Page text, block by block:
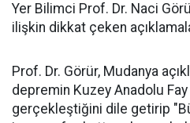
Yer Bilimci Prof. Dr. Naci
ilişkin dikkat çeken
Prof. Dr. Görür, Mudanya
depremin Kuzey Anadolu
gerçekleştiğini dile getirip